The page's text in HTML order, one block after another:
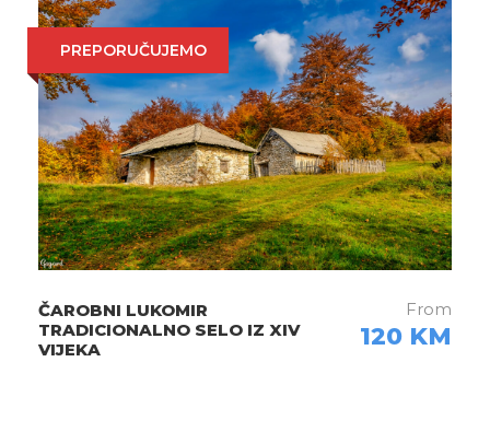
Fotografije
PREPORUČUJEMO
ČAROBNI LUKOMIR
TRADICIONALNO SELO IZ XIV
VIJEKA
From
120 KM